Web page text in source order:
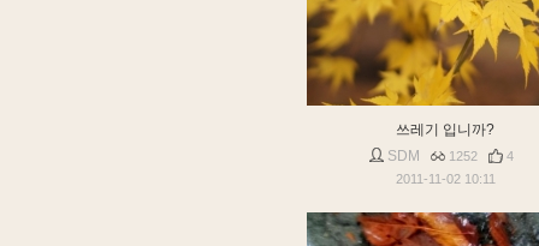
쓰레기 입니까?
SDM
1252
4
2011-11-02 10:11